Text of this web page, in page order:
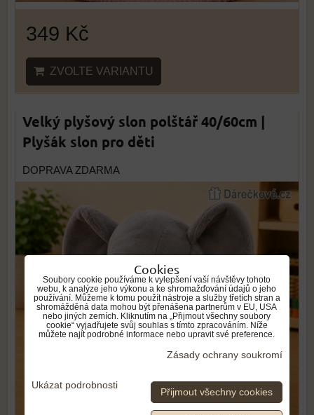
349 Kč
ZVOLTE VARIANTU
Velký plyšový slon polštář 40/60cm |
Plyšák slon pro děti
DOPRAVA ZDARMA
Cookies
Soubory cookie používáme k vylepšení vaší návštěvy tohoto
webu, k analýze jeho výkonu a ke shromažďování údajů o jeho
používání. Můžeme k tomu použít nástroje a služby třetích stran a
shromážděná data mohou být přenášena partnerům v EU, USA
nebo jiných zemích. Kliknutím na „Přijmout všechny soubory
cookie“ vyjadřujete svůj souhlas s tímto zpracováním. Níže
můžete najít podrobné informace nebo upravit své preference.
Zásady ochrany soukromí
Ukázat podrobnosti
Přijmout všechny cookies